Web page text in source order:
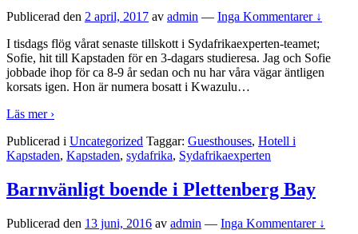
Publicerad den 2 april, 2017 av admin — Inga Kommentarer ↓
I tisdags flög vårat senaste tillskott i Sydafrikaexperten-teamet;
Sofie, hit till Kapstaden för en 3-dagars studieresa. Jag och Sofie
jobbade ihop för ca 8-9 år sedan och nu har våra vägar äntligen
korsats igen. Hon är numera bosatt i Kwazulu…
Läs mer ›
Publicerad i Uncategorized Taggar: Guesthouses, Hotell i
Kapstaden, Kapstaden, sydafrika, Sydafrikaexperten
Barnvänligt boende i Plettenberg Bay
Publicerad den 13 juni, 2016 av admin — Inga Kommentarer ↓